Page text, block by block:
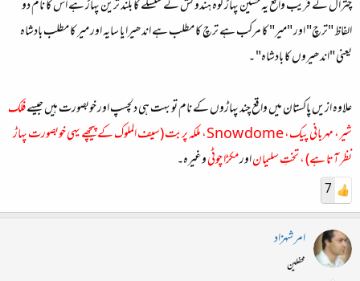
چترال کے قریب واقع یہ حسین پہاڑ کوہ ہندو کش کے سلسلے کا بلند ترین پہاڑ ہے اس کا نام دو
الفاظ "ترچ" اور "میر" کا مرکب ہے ترچ کا مطلب ہے اندھیرا یا سایہ اور میر کا مطلب بادشاہ
یعنی "اندھیروں کا بادشاہ" ۔
علاوہ ازیں پاکستان میں واقع چند پہاڑوں کے نام تو بہت ہی دلچسپ اور خوبصورت ہیں جیسےفلک
شیر، مہربانی پیک، Snow dome، ملکہ پربت (سیف الملوک کے پیچھے یہی خوبصورت پہاڑ
نظر آتا ہے) ، تختِ سلیماناورمکڑا چوٹیوغیرہ۔
7
امر شہزاد
محفلین